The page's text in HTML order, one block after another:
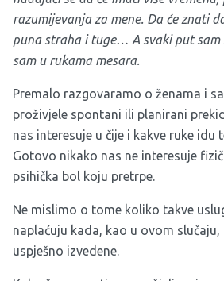
razumijevanja za mene. Da će znati
puna straha i tuge… A svaki put sam
sam u rukama mesara.
Premalo razgovaramo o ženama i
proživjele spontani ili planirani
nas interesuje u čije i kakve ruke idu
Gotovo nikako nas ne interesuje
psihička bol koju pretrpe.
Ne mislimo o tome koliko takve
naplaćuju kada, kao u ovom
uspješno izvedene.